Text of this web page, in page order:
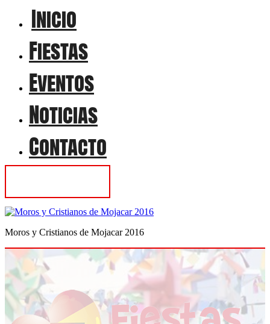
Inicio
Fiestas
Eventos
Noticias
Contacto
Moros y Cristianos de Mojacar 2016